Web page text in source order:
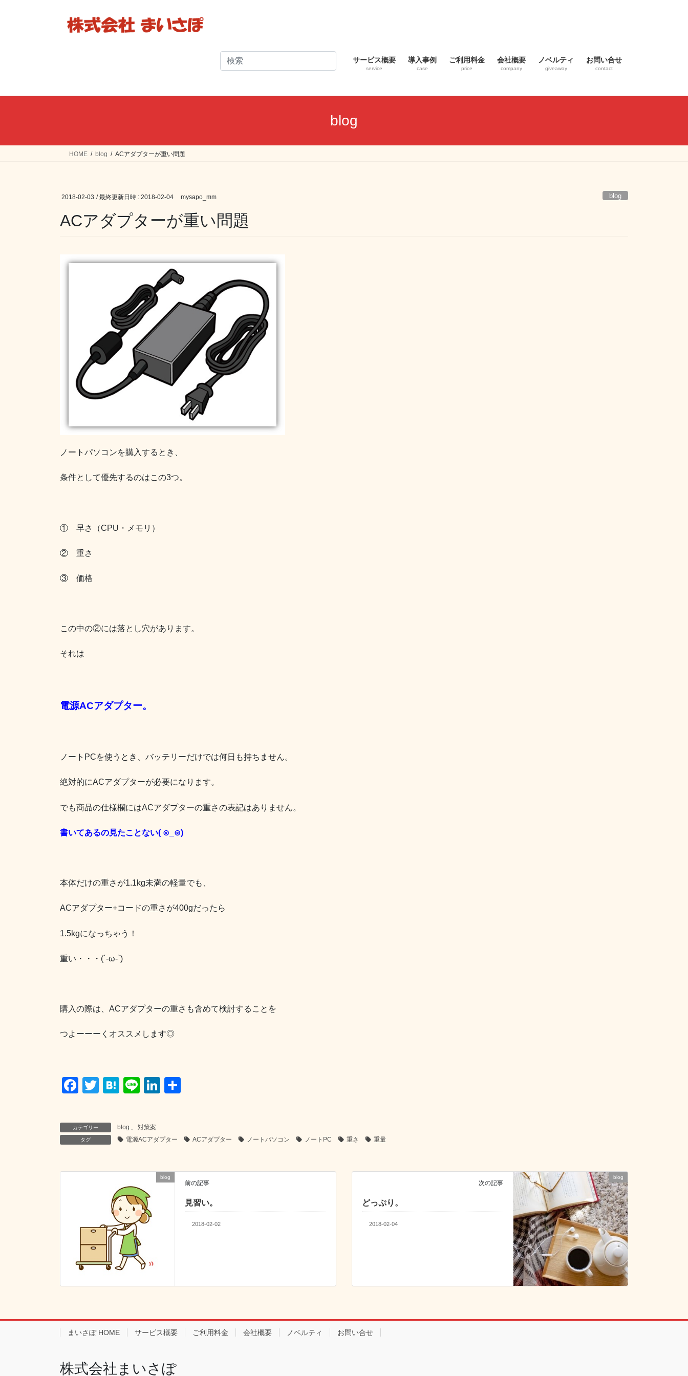
サービス概要
service
導入事例
case
ご利用料金
price
会社概要
company
ノベルティ
giveaway
お問い合せ
contact
blog
HOME blog ACアダプターが重い問題
2018-02-03 / 最終更新日時 : 2018-02-04 mysapo_mm blog
ACアダプターが重い問題
ノートパソコンを購入するとき、
条件として優先するのはこの3つ。
① 早さ（CPU・メモリ）
② 重さ
③ 価格
この中の②には落とし穴があります。
それは
電源ACアダプター。
ノートPCを使うとき、バッテリーだけでは何日も持ちません。
絶対的にACアダプターが必要になります。
でも商品の仕様欄にはACアダプターの重さの表記はありません。
書いてあるの見たことない( ⊙_⊙)
本体だけの重さが1.1kg未満の軽量でも、
ACアダプター+コードの重さが400gだったら
1.5kgになっちゃう！
重い・・・(´-ω-`)
購入の際は、ACアダプターの重さも含めて検討することを
つよーーーくオススメします◎
F
c
e
b
o
T
tt
er
H
n
Li
Li
e
n
カテゴリー blog 、 対策案
タグ 電源ACアダプター ACアダプター ノートパソコン ノートPC 重さ 重量
blog
前の記事
見習い。
2018-02-02
blog
次の記事
どっぷり。
2018-02-04
まいさぽ HOME サービス概要 ご利用料金 会社概要 ノベルティ お問い合せ
株式会社まいさぽ